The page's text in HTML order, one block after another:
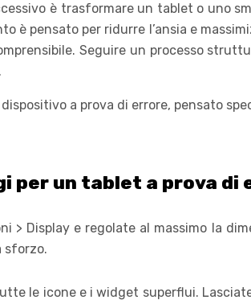
è trasformare un tablet o uno
è pensato per ridurre l’ansia e
Seguire un processo
a prova di errore, pensato
per un tablet a prova di
> Display e regolate al massimo la
sforzo.
le icone e i widget superflui.